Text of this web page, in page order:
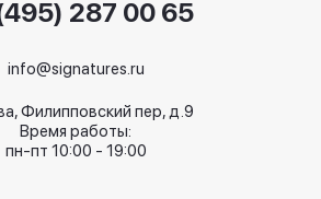
287 00 65
info@signatures.ru
Филипповский пер, д.9
Время работы:
пн-пт 10:00 - 19:00